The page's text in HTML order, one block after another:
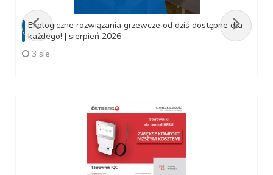
Ekologiczne rozwiązania grzewcze od dziś dostępne dla
każdego! | sierpień 2026
3 sie